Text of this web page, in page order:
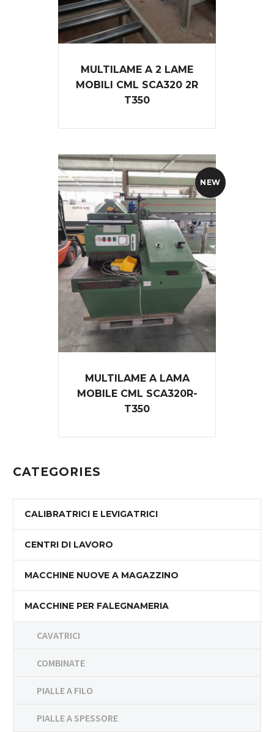
MULTILAME A 2 LAME
MOBILI CML SCA320 2R
T350
NEW
MULTILAME A LAMA
MOBILE CML SCA320R-
T350
CATEGORIES
CALIBRATRICI E LEVIGATRICI
CENTRI DI LAVORO
MACCHINE NUOVE A MAGAZZINO
MACCHINE PER FALEGNAMERIA
CAVATRICI
COMBINATE
PIALLE A FILO
PIALLE A SPESSORE